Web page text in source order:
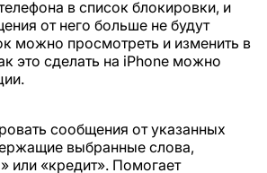
в список блокировки, и
от него больше не будут
можно просмотреть и изменить в
это сделать на iPhone можно
сообщения от указанных
выбранные слова,
или «кредит». Помогает